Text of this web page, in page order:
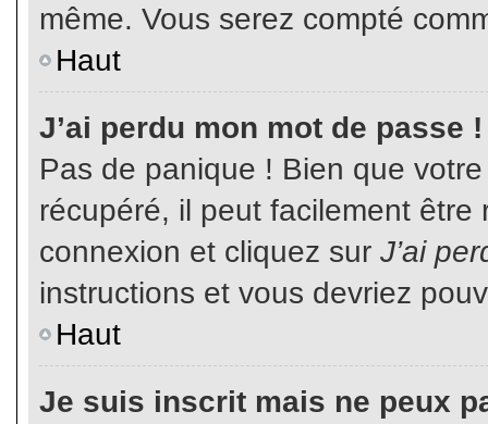
même. Vous serez compté
Haut
J’ai perdu mon mot de passe !
Pas de panique ! Bien que
récupéré, il peut facilement
connexion et cliquez sur J’ai
instructions et vous devriez
Haut
Je suis inscrit mais ne peux